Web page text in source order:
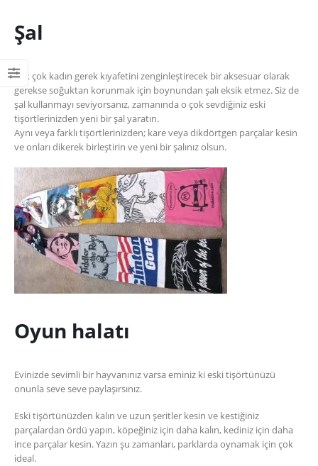
Şal
Pek çok kadın gerek kıyafetini zenginleştirecek bir aksesuar olarak
gerekse soğuktan korunmak için boynundan şalı eksik etmez. Siz de
şal kullanmayı seviyorsanız, zamanında o çok sevdiğiniz eski
tişörtlerinizden yeni bir şal yaratın.
Aynı veya farklı tişörtlerinizden; kare veya dikdörtgen parçalar kesin
ve onları dikerek birleştirin ve yeni bir şalınız olsun.
Oyun halatı
Evinizde sevimli bir hayvanınız varsa eminiz ki eski tişörtünüzü
onunla seve seve paylaşırsınız.
Eski tişörtünüzden kalın ve uzun şeritler kesin ve kestiğiniz
parçalardan ördü yapın, köpeğiniz için daha kalın, kediniz için daha
ince parçalar kesin. Yazın şu zamanları, parklarda oynamak için çok
ideal.